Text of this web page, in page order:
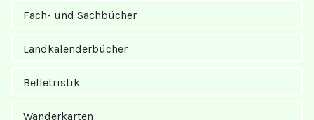
Fach- und Sachbücher
Landkalender­bücher
Belletristik
Wanderkarten